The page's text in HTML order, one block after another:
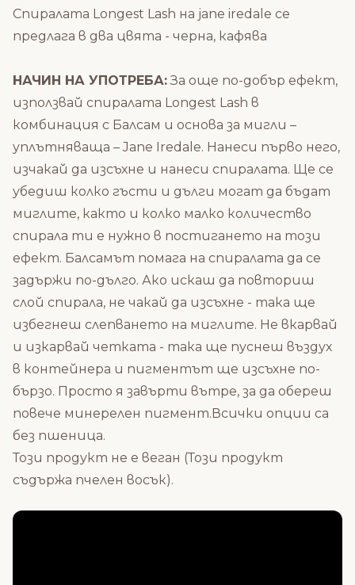
Спиралата Longest Lash на jane iredale се
предлага в два цвята - черна, кафява
НАЧИН НА УПОТРЕБА:За още по-добър ефект,
използвай спиралата Longest Lash в
комбинация с Балсам и основа за мигли –
уплътняваща – Jane Iredale. Нанеси първо него,
изчакай да изсъхне и нанеси спиралата. Ще се
убедиш колко гъсти и дълги могат да бъдат
миглите, както и колко малко количество
спирала ти е нужно в постигането на този
ефект. Балсамът помага на спиралата да се
задържи по-дълго. Ако искаш да повториш
слой спирала, не чакай да изсъхне - така ще
избегнеш слепването на миглите. Не вкарвай
и изкарвай четката - така ще пуснеш въздух
в контейнера и пигментът ще изсъхне по-
бързо. Просто я завърти вътре, за да обереш
повече минерелен пигмент.Всички опции са
без пшеница.
Този продукт не е веган (Този продукт
съдържа пчелен восък).